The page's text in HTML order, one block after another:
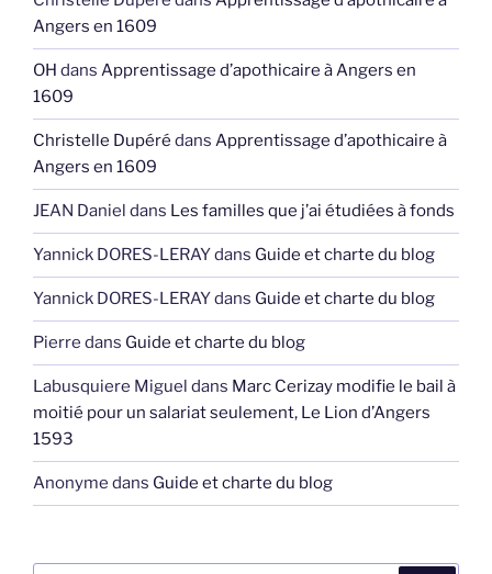
Angers en 1609
OH dans Apprentissage d’apothicaire à Angers en
1609
Christelle Dupéré dans Apprentissage d’apothicaire à
Angers en 1609
JEAN Daniel dans Les familles que j’ai étudiées à fonds
Yannick DORES-LERAYdans Guide et charte du blog
Yannick DORES-LERAYdans Guide et charte du blog
Pierre dans Guide et charte du blog
Labusquiere Miguel dans Marc Cerizay modifie le bail à
moitié pour un salariat seulement, Le Lion d’Angers
1593
Anonyme dans Guide et charte du blog